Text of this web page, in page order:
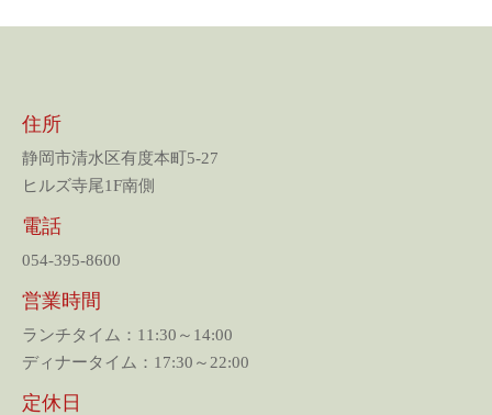
住所
静岡市清水区有度本町5-27
ヒルズ寺尾1F南側
電話
054-395-8600
営業時間
ランチタイム：11:30～14:00
ディナータイム：17:30～22:00
定休日